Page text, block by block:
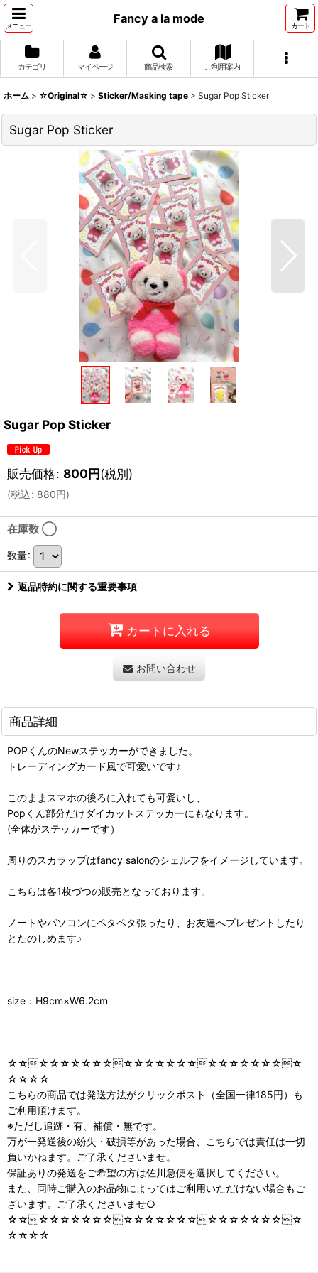
メニュー
Fancy a la mode
カート
カテゴリ マイページ 商品検索 ご利用案内
ホーム > ☆Original☆ > Sticker/Masking tape > Sugar Pop Sticker
Sugar Pop Sticker
Sugar Pop Sticker
販売価格: 800円(税別)
(税込: 880円)
在庫数 ◯
数量:
返品特約に関する重要事項
カートに入れる
お問い合わせ
商品詳細
POPくんのNewステッカーができました。
トレーディングカード風で可愛いです♪
このままスマホの後ろに入れても可愛いし、
Popくん部分だけダイカットステッカーにもなります。
(全体がステッカーです）
周りのスカラップはfancy salonのシェルフをイメージしています。
こちらは各1枚づつの販売となっております。
ノートやパソコンにペタペタ張ったり、お友達へプレゼントしたり
とたのしめます♪
size：H9cm×W6.2cm
☆☆☆☆☆☆☆☆☆☆☆☆☆☆☆☆☆☆☆☆☆☆☆☆
☆☆☆☆
こちらの商品では発送方法がクリックポスト（全国一律185円）も
ご利用頂けます。
※ただし追跡・有、補償・無です。
万が一発送後の紛失・破損等があった場合、こちらでは責任は一切
負いかねます。ご了承くださいませ。
保証ありの発送をご希望の方は佐川急便を選択してください。
また、同時ご購入のお品物によってはご利用いただけない場合もご
ざいます。ご了承くださいませ○
☆☆☆☆☆☆☆☆☆☆☆☆☆☆☆☆☆☆☆☆☆☆☆☆
☆☆☆☆